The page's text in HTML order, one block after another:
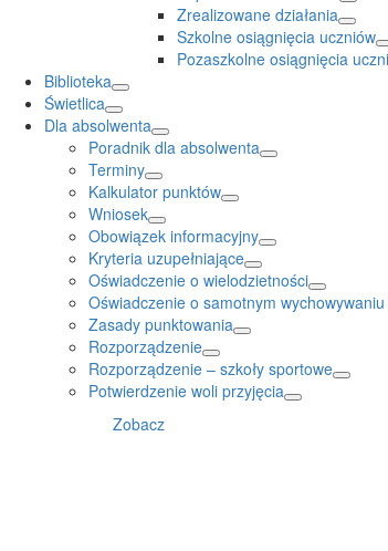
Zrealizowane działania
Szkolne osiągnięcia uczniów
Pozaszkolne osiągnięcia
Biblioteka
Świetlica
Dla absolwenta
Poradnik dla absolwenta
Terminy
Kalkulator punktów
Wniosek
Obowiązek informacyjny
Kryteria uzupełniające
Oświadczenie o wielodzietności
Oświadczenie o samotnym
Zasady punktowania
Rozporządzenie
Rozporządzenie – szkoły sportowe
Potwierdzenie woli przyjęcia
Zobacz